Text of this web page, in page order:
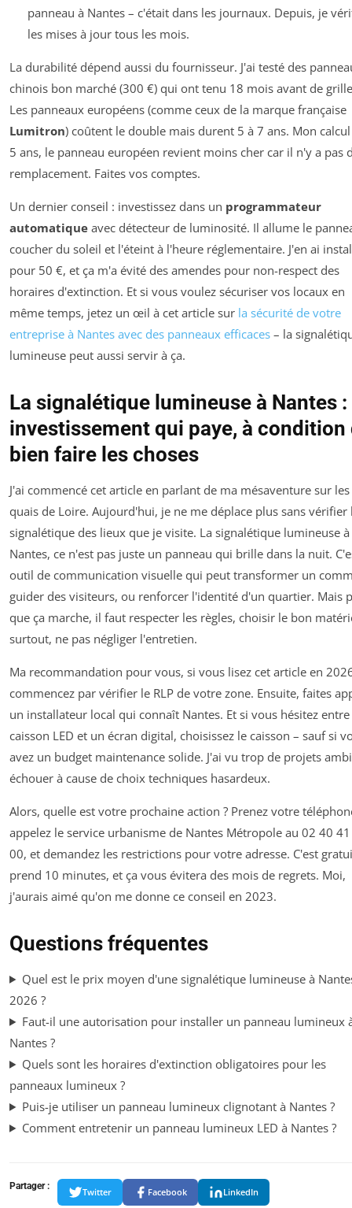
panneau à Nantes – c'était dans les journaux. Depuis, je
les mises à jour tous les mois.
La durabilité dépend aussi du fournisseur. J'ai testé des
chinois bon marché (300 €) qui ont tenu 18 mois avant de
Les panneaux européens (comme ceux de la marque française
Lumitron) coûtent le double mais durent 5 à 7 ans. Mon
5 ans, le panneau européen revient moins cher car il n'y a pas
remplacement. Faites vos comptes.
Un dernier conseil : investissez dans un programmateur
automatique avec détecteur de luminosité. Il allume le
coucher du soleil et l'éteint à l'heure réglementaire. J'en ai
pour 50 €, et ça m'a évité des amendes pour non-respect des
horaires d'extinction. Et si vous voulez sécuriser vos locaux en
même temps, jetez un œil à cet article sur la sécurité de votre
entreprise à Nantes avec des panneaux efficaces – la
lumineuse peut aussi servir à ça.
La signalétique lumineuse à Nantes :
investissement qui paye, à condition
bien faire les choses
J'ai commencé cet article en parlant de ma mésaventure sur les
quais de Loire. Aujourd'hui, je ne me déplace plus sans vérifier
signalétique des lieux que je visite. La signalétique lumineuse à
Nantes, ce n'est pas juste un panneau qui brille dans la nuit.
outil de communication visuelle qui peut transformer un
guider des visiteurs, ou renforcer l'identité d'un quartier. Mais
que ça marche, il faut respecter les règles, choisir le bon
surtout, ne pas négliger l'entretien.
Ma recommandation pour vous, si vous lisez cet article en
commencez par vérifier le RLP de votre zone. Ensuite, faites
un installateur local qui connaît Nantes. Et si vous hésitez
caisson LED et un écran digital, choisissez le caisson – sauf si
avez un budget maintenance solide. J'ai vu trop de projets
échouer à cause de choix techniques hasardeux.
Alors, quelle est votre prochaine action ? Prenez votre
appelez le service urbanisme de Nantes Métropole au 02 40
00, et demandez les restrictions pour votre adresse. C'est
prend 10 minutes, et ça vous évitera des mois de regrets. Moi,
j'aurais aimé qu'on me donne ce conseil en 2023.
Questions fréquentes
Quel est le prix moyen d'une signalétique lumineuse à
2026 ?
Faut-il une autorisation pour installer un panneau lumineux
Nantes ?
Quels sont les horaires d'extinction obligatoires pour les
panneaux lumineux ?
Puis-je utiliser un panneau lumineux clignotant à Nantes ?
Comment entretenir un panneau lumineux LED à Nantes ?
Partager :
Twitter Facebook LinkedIn